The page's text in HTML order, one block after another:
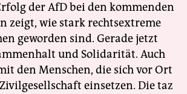
der AfD bei den kommenden
zeigt, wie stark rechtsextreme
geworden sind. Gerade jetzt
und Solidarität. Auch
den Menschen, die sich vor Ort
einsetzen. Die taz